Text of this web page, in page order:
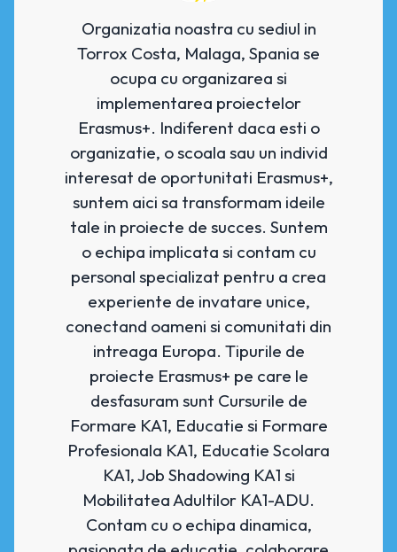
Organizatia noastra cu sediul in
Torrox Costa, Malaga, Spania se
ocupa cu organizarea si
implementarea proiectelor
Erasmus+. Indiferent daca esti o
organizatie, o scoala sau un individ
interesat de oportunitati Erasmus+,
suntem aici sa transformam ideile
tale in proiecte de succes. Suntem
o echipa implicata si contam cu
personal specializat pentru a crea
experiente de invatare unice,
conectand oameni si comunitati din
intreaga Europa. Tipurile de
proiecte Erasmus+ pe care le
desfasuram sunt Cursurile de
Formare KA1, Educatie si Formare
Profesionala KA1, Educatie Scolara
KA1, Job Shadowing KA1 si
Mobilitatea Adultilor KA1-ADU.
Contam cu o echipa dinamica,